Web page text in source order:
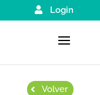
Login
Volver